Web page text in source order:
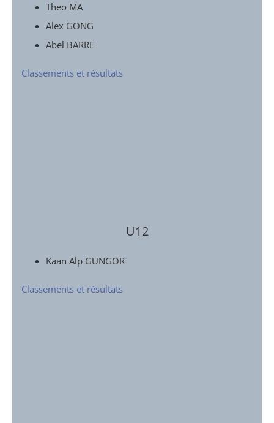
Theo MA
Alex GONG
Abel BARRE
Classements et résultats
U12
Kaan Alp GUNGOR
Classements et résultats